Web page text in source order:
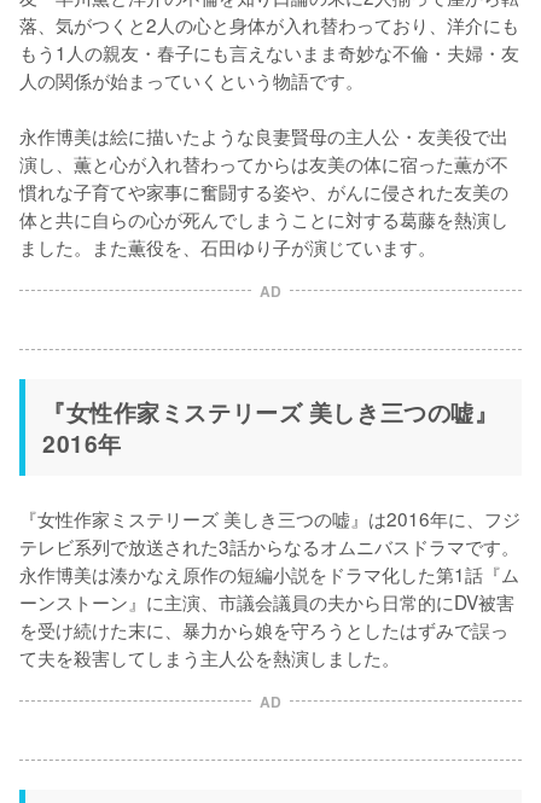
落、気がつくと2人の心と身体が入れ替わっており、洋介にも
もう1人の親友・春子にも言えないまま奇妙な不倫・夫婦・友
人の関係が始まっていくという物語です。
永作博美は絵に描いたような良妻賢母の主人公・友美役で出
演し、薫と心が入れ替わってからは友美の体に宿った薫が不
慣れな子育てや家事に奮闘する姿や、がんに侵された友美の
体と共に自らの心が死んでしまうことに対する葛藤を熱演し
ました。また薫役を、石田ゆり子が演じています。
AD
『女性作家ミステリーズ 美しき三つの嘘』
2016年
『女性作家ミステリーズ 美しき三つの嘘』は2016年に、フジ
テレビ系列で放送された3話からなるオムニバスドラマです。
永作博美は湊かなえ原作の短編小説をドラマ化した第1話『ム
ーンストーン』に主演、市議会議員の夫から日常的にDV被害
を受け続けた末に、暴力から娘を守ろうとしたはずみで誤っ
て夫を殺害してしまう主人公を熱演しました。
AD